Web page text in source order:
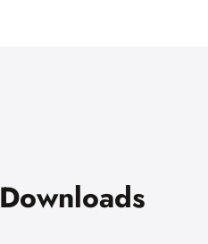
Downloads